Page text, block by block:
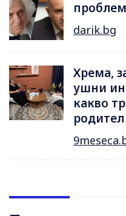
darik.bg
Хрема,
ушни
какво
родител